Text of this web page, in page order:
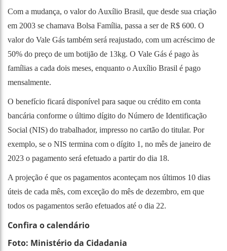
Com a mudança, o valor do Auxílio Brasil, que desde sua criação
em 2003 se chamava Bolsa Família, passa a ser de R$ 600. O
valor do Vale Gás também será reajustado, com um acréscimo de
50% do preço de um botijão de 13kg. O Vale Gás é pago às
famílias a cada dois meses, enquanto o Auxílio Brasil é pago
mensalmente.
O benefício ficará disponível para saque ou crédito em conta
bancária conforme o último dígito do Número de Identificação
Social (NIS) do trabalhador, impresso no cartão do titular. Por
exemplo, se o NIS termina com o dígito 1, no mês de janeiro de
2023 o pagamento será efetuado a partir do dia 18.
A projeção é que os pagamentos aconteçam nos últimos 10 dias
úteis de cada mês, com exceção do mês de dezembro, em que
todos os pagamentos serão efetuados até o dia 22.
Confira o calendário
Foto: Ministério da Cidadania